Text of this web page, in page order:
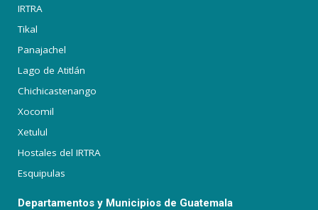
IRTRA
Tikal
Panajachel
Lago de Atitlán
Chichicastenango
Xocomil
Xetulul
Hostales del IRTRA
Esquipulas
Departamentos y Municipios de Guatemala